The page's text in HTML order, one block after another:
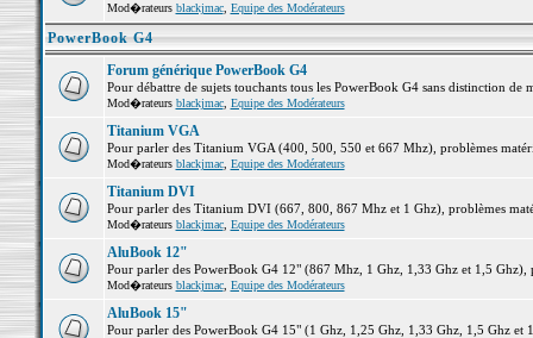
Mod�rateurs blackjmac, Equipe des Modérateurs
PowerBook G4
Forum générique PowerBook G4
Pour débattre de sujets touchants tous les PowerBook G4 sans distinction de
Mod�rateurs blackjmac, Equipe des Modérateurs
Titanium VGA
Pour parler des Titanium VGA (400, 500, 550 et 667 Mhz), problèmes
Mod�rateurs blackjmac, Equipe des Modérateurs
Titanium DVI
Pour parler des Titanium DVI (667, 800, 867 Mhz et 1 Ghz), problèmes
Mod�rateurs blackjmac, Equipe des Modérateurs
AluBook 12"
Pour parler des PowerBook G4 12" (867 Mhz, 1 Ghz, 1,33 Ghz et 1,5 Ghz),
Mod�rateurs blackjmac, Equipe des Modérateurs
AluBook 15"
Pour parler des PowerBook G4 15" (1 Ghz, 1,25 Ghz, 1,33 Ghz, 1,5 Ghz et